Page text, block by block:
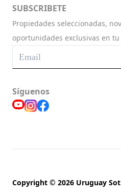
SUBSCRIBETE
Propiedades seleccionadas,
oportunidades exclusivas en
Síguenos
Copyright © 2026 Uruguay